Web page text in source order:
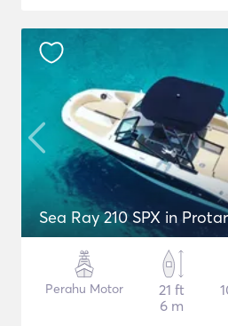
Sea Ray 210 SPX in
Perahu Motor
21 ft
6 m